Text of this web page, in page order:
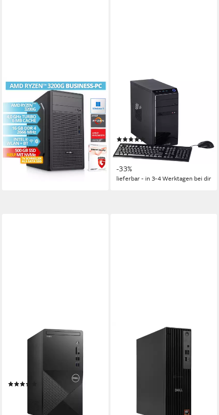
BRAINZAP
Office/Home/Desktop PC
Business-PC
AMD Ryzen 3
Prozessor
16 GB DDR4
Arbeitsspeicher
500 GB Speicherkapazität
379,99 €
18,87 €mtl. in 24 Raten
lieferbar - in 2-3 Werktagen bei dir
CAPTIVA
B7A 21V3 PC
AMD Ryzen 7
Prozessor
16 GB DDR4
Speicherkapazität
ab 732,00 € UVP1.099,00 €
21,25 €mtl. in 48 Raten
-33%
lieferbar - in 3-4 Werktagen bei dir
Vostro 3888 Business-PC
Arbeitsspeicher
Speicherkapazität
(1)
ab 769,00 € 1.169,00 €
mtl. in 48 Raten
Pro Slim QCS1255 Business-
Arbeitsspeicher